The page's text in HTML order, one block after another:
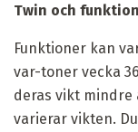
Twin och
Funktioner kan
var-toner vecka
deras vikt mindre
varierar vikten.